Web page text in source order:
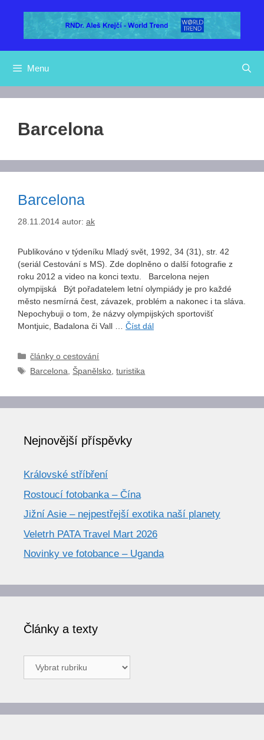
Menu
Barcelona
Barcelona
28.11.2014 autor: ak
Publikováno v týdeníku Mladý svět, 1992, 34 (31), str. 42
(seriál Cestování s MS). Zde doplněno o další fotografie z
roku 2012 a video na konci textu. Barcelona nejen
olympijská Být pořadatelem letní olympiády je pro každé
město nesmírná čest, závazek, problém a nakonec i ta sláva.
Nepochybuji o tom, že názvy olympijských sportovišť
Montjuic, Badalona či Vall … Číst dál
Rubriky
články o cestování
Štítky
Barcelona, Španělsko,turistika
Nejnovější příspěvky
Královské stříbření
Rostoucí fotobanka – Čína
Jižní Asie – nejpestřejší exotika naší planety
Veletrh PATA Travel Mart 2026
Novinky ve fotobance – Uganda
Články a texty
Články
a